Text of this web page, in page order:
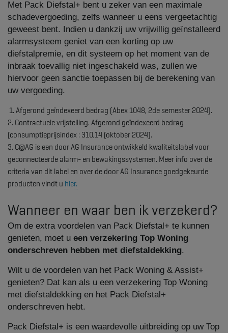
Met Pack Diefstal+ bent u zeker van een maximale
schadevergoeding, zelfs wanneer u eens vergeetachtig
geweest bent. Indien u dankzij uw vrijwillig geïnstalleerd
alarmsysteem geniet van een korting op uw
diefstalpremie, en dit systeem op het moment van de
inbraak toevallig niet ingeschakeld was, zullen we
hiervoor geen sanctie toepassen bij de berekening van
uw vergoeding.
1. Afgerond geïndexeerd bedrag (Abex 1048, 2de semester 2024).
2. Contractuele vrijstelling. Afgerond geïndexeerd bedrag
(consumptieprijsindex : 310,14 (oktober 2024).
3. C@AG is een door AG Insurance ontwikkeld kwaliteitslabel voor
geconnecteerde alarm- en bewakingssystemen. Meer info over de
criteria van dit label en over ​de door AG Insurance goedgekeurde
producten vindt u hier.​
Wanneer en waar ben ik verzekerd?
​O​m de extra voordelen van Pack Diefstal+ te kunnen
genieten, moet u een verzekering Top Woning
onderschreven hebben met diefstaldekking.
Wilt u de voordelen van het Pack Woning & Assist+
genieten? Dat kan als u een verzekering Top Woning
met diefstaldekking en het Pack Diefstal+
onderschreven hebt.
Pack Diefstal+ is een waardevolle uitbreiding op uw Top